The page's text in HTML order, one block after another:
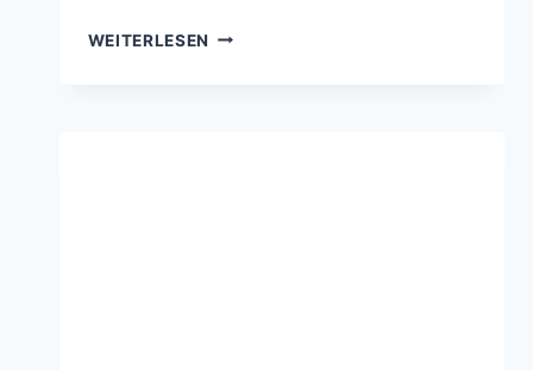
WEITERLESEN DRAHTBÜRSTEN